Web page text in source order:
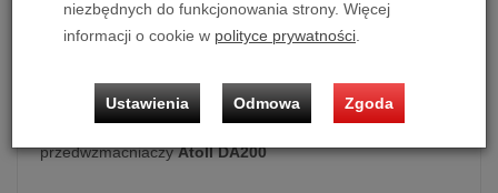
dodaj do koszyka
Moduł DAC z odbiornikiem Bluetooth dla wzmacniaczy i
przedwzmacniaczyAtoll DA200
niezbędnych do funkcjonowania strony. Więcej
informacji o cookie w polityce prywatności.
Ustawienia Odmowa Zgoda